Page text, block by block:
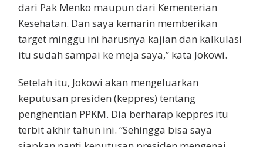
dari Pak Menko maupun dari Kementerian
Kesehatan. Dan saya kemarin memberikan
target minggu ini harusnya kajian dan kalkulasi
itu sudah sampai ke meja saya,” kata Jokowi.
Setelah itu, Jokowi akan mengeluarkan
keputusan presiden (keppres) tentang
penghentian PPKM. Dia berharap keppres itu
terbit akhir tahun ini. “Sehingga bisa saya